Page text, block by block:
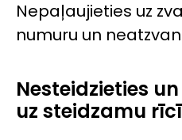
Nepaļaujieties uz
numuru un
Nesteidzieties
uz steidzamu